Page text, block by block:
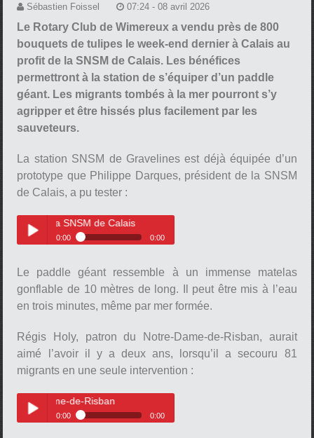
Sébastien Foissel 07:24 - 08 avril 2026
Le Rotary Club de Wimereux a vendu près de 800
bouquets de tulipes le week-end dernier à Calais au
profit de la SNSM de Calais. Les bénéfices
permettront à la station de s’équiper d’un paddle
géant. Les migrants tombés à la mer pourront s’y
agripper et être hissés plus facilement par les
sauveteurs.
La station SNSM de Gravelines est déjà équipée d’un
prototype que Philippe Darques, président de la SNSM
de Calais, a pu tester :
Play /
pause
SNSM de Calais
0:00 0:00
SNSM de Calais
Le paddle géant ressemble à un immense matelas
gonflable de 10 mètres de long. Il peut être mis à l’eau
en trois minutes, même par mer formée.
Régis Holy, patron du Notre-Dame-de-Risban, aurait
aimé l’avoir il y a deux ans, lorsqu’il a secouru 81
migrants en une seule intervention :
de-Risban
0:00 0:00